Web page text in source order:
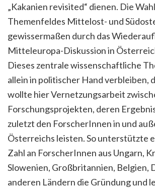
„Kakanien revisited“ dienen. Die
Themenfeldes Mittelost- und
gewissermaßen durch das
Mitteleuropa-Diskussion in
Dieses zentrale wissenschaftliche
allein in politischer Hand verbleiben,
wollte hier Vernetzungsarbeit
Forschungsprojekten, deren
zuletzt den ForscherInnen in und
Österreichs leisten. So unterstützte
Zahl an ForscherInnen aus Ungarn,
Slowenien, Großbritannien, Belgien,
anderen Ländern die Gründung und